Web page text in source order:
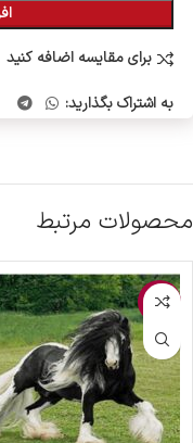
برای مقایسه اضافه کنید
به اشتراک بگذارید:
محصولات مرتبط
-7%